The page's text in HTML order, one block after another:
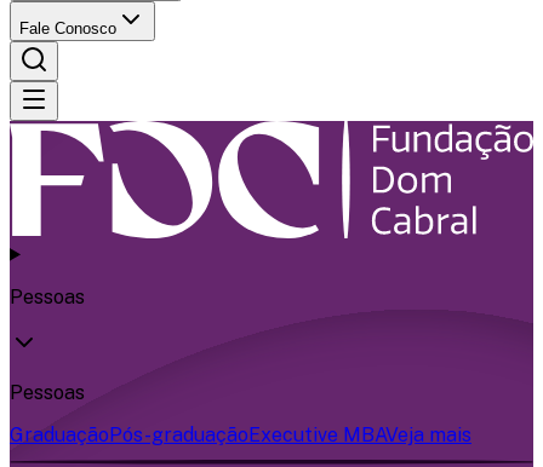
Fale Conosco
Pessoas
Pessoas
GraduaçãoPós-graduaçãoExecutive MBAVeja mais